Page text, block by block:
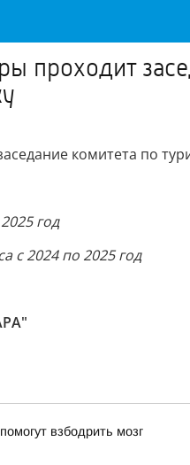
проходит
комитета по
год
с 2024 по 2025 год
взбодрить мозг